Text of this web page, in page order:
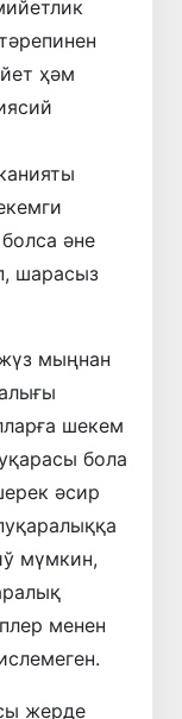
ҳәм
әне
шарасыз
мыңнан
шекем
бола
әсир
мүмкин,
менен
жерде